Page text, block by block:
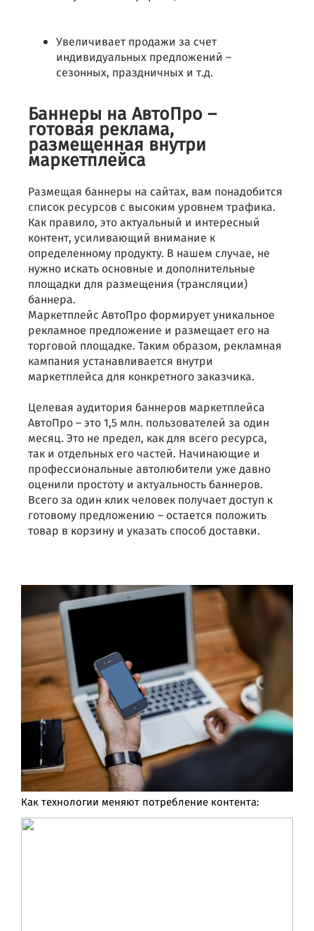
Увеличивает продажи за счет
индивидуальных предложений –
сезонных, праздничных и т.д.
Баннеры на АвтоПро –
готовая реклама,
размещенная внутри
маркетплейса
Размещая баннеры на сайтах, вам понадобится
список ресурсов с высоким уровнем трафика.
Как правило, это актуальный и интересный
контент, усиливающий внимание к
определенному продукту. В нашем случае, не
нужно искать основные и дополнительные
площадки для размещения (трансляции)
баннера.
Маркетплейс АвтоПро формирует уникальное
рекламное предложение и размещает его на
торговой площадке. Таким образом, рекламная
кампания устанавливается внутри
маркетплейса для конкретного заказчика.
Целевая аудитория баннеров маркетплейса
АвтоПро – это 1,5 млн. пользователей за один
месяц. Это не предел, как для всего ресурса,
так и отдельных его частей. Начинающие и
профессиональные автолюбители уже давно
оценили простоту и актуальность баннеров.
Всего за один клик человек получает доступ к
готовому предложению – остается положить
товар в корзину и указать способ доставки.
Как технологии меняют потребление контента: